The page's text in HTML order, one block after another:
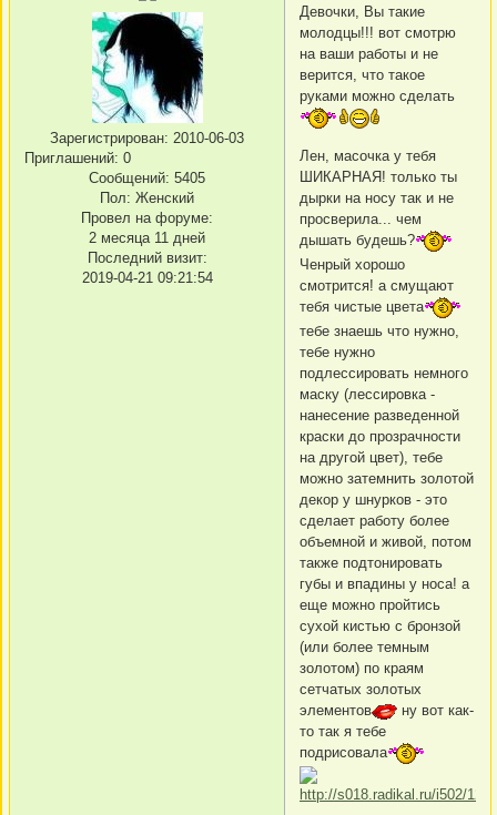
Зарегистрирован: 2010-06-03
Приглашений: 0
Сообщений: 5405
Пол: Женский
Провел на форуме:
2 месяца 11 дней
Последний визит:
2019-04-21 09:21:54
Девочки, Вы такие
молодцы!!! вот смотрю
на ваши работы и не
верится, что такое
руками можно сделать
Лен, масочка у тебя
ШИКАРНАЯ! только ты
дырки на носу так и не
просверила... чем
дышать будешь?
Ченрый хорошо
смотрится! а смущают
тебя чистые цвета
тебе знаешь что нужно,
тебе нужно
подлессировать немного
маску (лессировка -
нанесение разведенной
краски до прозрачности
на другой цвет), тебе
можно затемнить золотой
декор у шнурков - это
сделает работу более
объемной и живой, потом
также подтонировать
губы и впадины у носа! а
еще можно пройтись
сухой кистью с бронзой
(или более темным
золотом) по краям
сетчатых золотых
элементов
ну вот как-
то так я тебе
подрисовала